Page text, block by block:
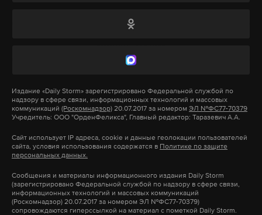
работает там, где тормозит интернет.
Макс Telegram
Издание «Daily Storm» зарегистрировано Федеральной службой по
надзору в сфере связи, информационных технологий и массовых
коммуникаций (Роскомнадзор) 20.07.2017 за номером ЭЛ №ФС77-70379
Учредитель: ООО "ОрденФеликса", Главный редактор: Таразевич А.А.
Сайт использует IP адреса, cookie и данные геолокации пользователей
сайта, условия использования содержатся в Политике по защите
персональных данных.
Сообщения и материалы информационного издания Daily Storm
(зарегистрировано Федеральной службой по надзору в сфере связи,
информационных технологий и массовых коммуникаций
(Роскомнадзор) 20.07.2017 за номером ЭЛ №ФС77-70379)
сопровождаются гиперссылкой на материал с пометкой Daily Storm.